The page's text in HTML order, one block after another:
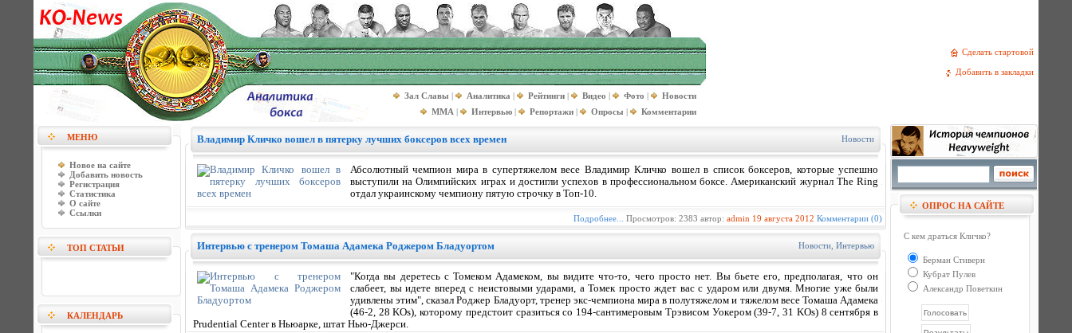
Сделать стартовой
Добавить в закладки
Зал Славы | Аналитика | Рейтинги | Видео | Фото |
Новости
MMA | Интервью | Репортажи | Опросы | Комментарии
МЕНЮ
Новое на сайте
Добавить новость
Регистрация
Статистика
О сайте
Ссылки
ТОП СТАТЬИ
КАЛЕНДАРЬ
Владимир Кличко вошел в пятерку лучших боксеров всех времен Новости
Абсолютный чемпион мира в супертяжелом весе Владимир Кличко вошел в список боксеров, которые успешно
выступили на Олимпийских играх и достигли успехов в профессиональном боксе. Американский журнал The Ring
отдал украинскому чемпиону пятую строчку в Топ-10.
Подробнее... Просмотров: 2383 автор: admin 19 августа 2012 Комментарии (0)
Интервью с тренером Томаша Адамека Роджером Бладуортом Новости Интервью
"Когда вы деретесь с Томеком Адамеком, вы видите что-то, чего просто нет. Вы бьете его, предполагая, что он
слабеет, вы идете вперед с неистовыми ударами, а Томек просто ждет вас с ударом или двумя. Многие уже были
удивлены этим", сказал Роджер Бладуорт, тренер экс-чемпиона мира в полутяжелом и тяжелом весе Томаша Адамека
(46-2, 28 KOs), которому предстоит сразиться со 194-сантимеровым Трэвисом Уокером (39-7, 31 KOs) 8 сентября в
Prudential Center в Ньюарке, штат Нью-Джерси.
ОПРОС НА САЙТЕ
С кем драться Кличко?
Берман Стиверн
Кубрат Пулев
Александр Поветкин